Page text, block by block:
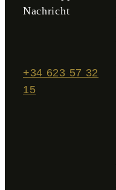
Nachricht
+34 623 57 32
15